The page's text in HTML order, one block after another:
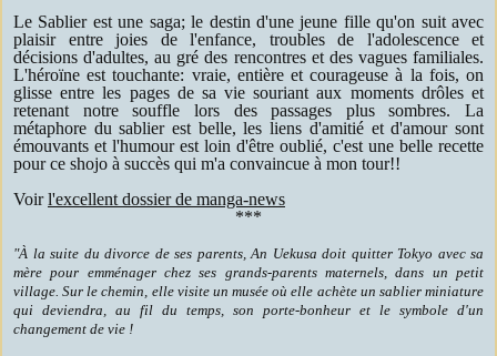
Le Sablier est une saga; le destin d'une jeune fille qu'on suit avec
plaisir entre joies de l'enfance, troubles de l'adolescence et
décisions d'adultes, au gré des rencontres et des vagues familiales.
L'héroïne est touchante: vraie, entière et courageuse à la fois, on
glisse entre les pages de sa vie souriant aux moments drôles et
retenant notre souffle lors des passages plus sombres. La
métaphore du sablier est belle, les liens d'amitié et d'amour sont
émouvants et l'humour est loin d'être oublié, c'est une belle recette
pour ce shojo à succès qui m'a convaincue à mon tour!!
Voirl'excellent dossier de manga-news
***
"À la suite du divorce de ses parents, An Uekusa doit quitter Tokyo avec sa
mère pour emménager chez ses grands-parents maternels, dans un petit
village. Sur le chemin, elle visite un musée où elle achète un sablier miniature
qui deviendra, au fil du temps, son porte-bonheur et le symbole d'un
changement de vie !